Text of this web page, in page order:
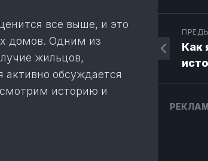
все выше, и это
домов. Одним из
жильцов,
активно обсуждается
историю и
Как